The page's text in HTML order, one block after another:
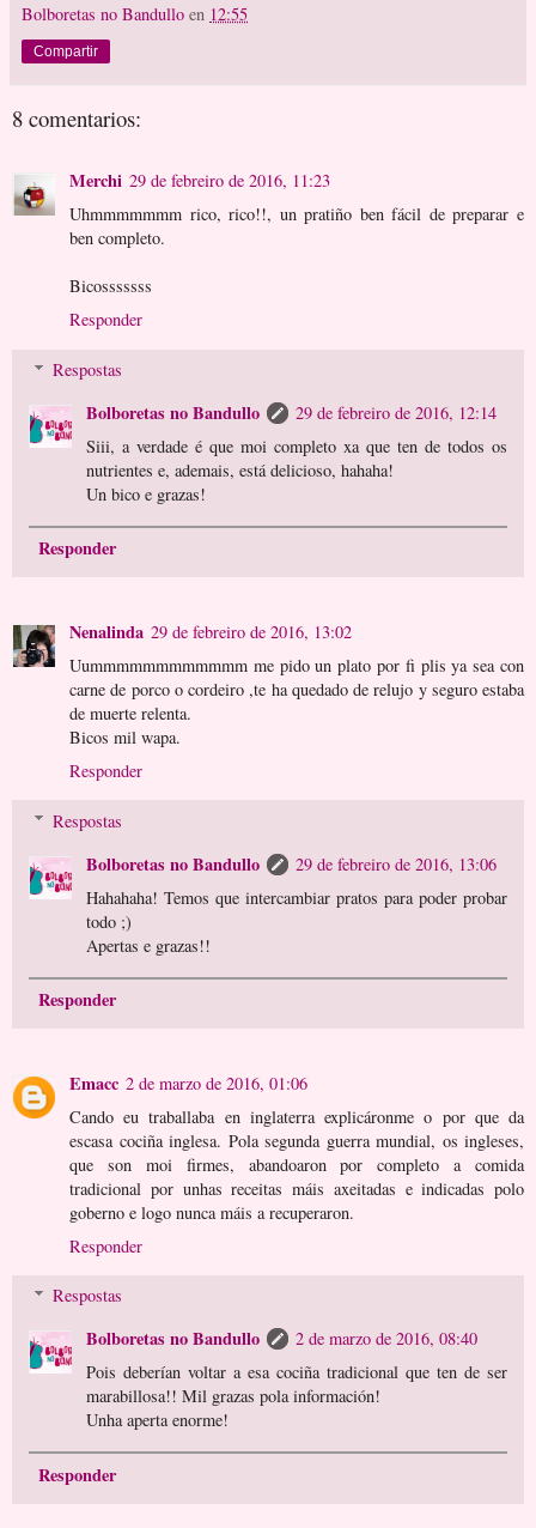
Bolboretas no Bandullo en 12:55
Compartir
8 comentarios:
Merchi 29 de febreiro de 2016, 11:23
Uhmmmmmmm rico, rico!!, un pratiño ben fácil de preparar e
ben completo.
Bicosssssss
Responder
Respostas
Bolboretas no Bandullo
29 de febreiro de 2016, 12:14
Siii, a verdade é que moi completo xa que ten de todos os
nutrientes e, ademais, está delicioso, hahaha!
Un bico e grazas!
Responder
Nenalinda 29 de febreiro de 2016, 13:02
Uummmmmmmmmmmm me pido un plato por fi plis ya sea con
carne de porco o cordeiro ,te ha quedado de relujo y seguro estaba
de muerte relenta.
Bicos mil wapa.
Responder
Respostas
Bolboretas no Bandullo
29 de febreiro de 2016, 13:06
Hahahaha! Temos que intercambiar pratos para poder probar
todo ;)
Apertas e grazas!!
Responder
Emacc 2 de marzo de 2016, 01:06
Cando eu traballaba en inglaterra explicáronme o por que da
escasa cociña inglesa. Pola segunda guerra mundial, os ingleses,
que son moi firmes, abandoaron por completo a comida
tradicional por unhas receitas máis axeitadas e indicadas polo
goberno e logo nunca máis a recuperaron.
Responder
Respostas
Bolboretas no Bandullo
2 de marzo de 2016, 08:40
Pois deberían voltar a esa cociña tradicional que ten de ser
marabillosa!! Mil grazas pola información!
Unha aperta enorme!
Responder